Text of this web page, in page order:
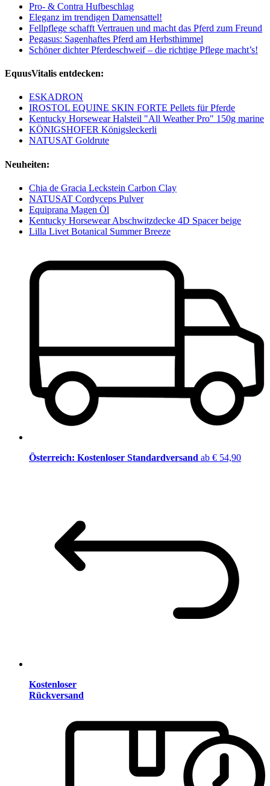
Pro- & Contra Hufbeschlag
Eleganz im trendigen Damensattel!
Fellpflege schafft Vertrauen und macht das Pferd zum Freund
Pegasus: Sagenhaftes Pferd am Herbsthimmel
Schöner dichter Pferdeschweif – die richtige Pflege macht’s!
EquusVitalis entdecken:
ESKADRON
IROSTOL EQUINE SKIN FORTE Pellets für Pferde
Kentucky Horsewear Halsteil "All Weather Pro" 150g marine
KÖNIGSHOFER Königsleckerli
NATUSAT Goldrute
Neuheiten:
Chia de Gracia Leckstein Carbon Clay
NATUSAT Cordyceps Pulver
Equiprana Magen Öl
Kentucky Horsewear Abschwitzdecke 4D Spacer beige
Lilla Livet Botanical Summer Breeze
Österreich: Kostenloser Standardversand ab € 54,90
Kostenloser
Rückversand